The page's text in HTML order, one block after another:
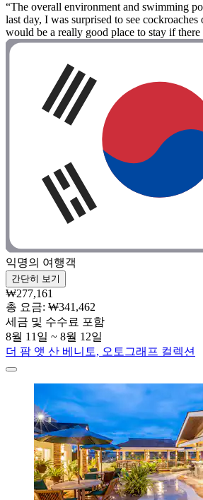
“The overall environment and swimming
last day, I was surprised to see
would be a really good place to stay if
익명의 여행객
간단히 보기
₩277,161
총 요금: ₩341,462
세금 및 수수료 포함
8월 11일 ~ 8월 12일
더 팜 앳 산 베니토, 오토그래프 컬렉션